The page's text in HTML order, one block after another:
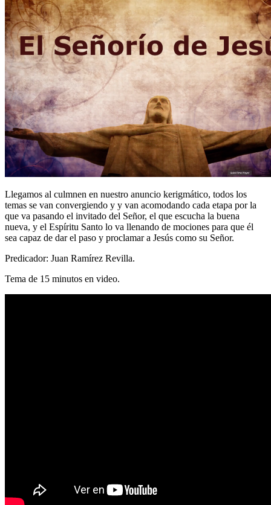
Llegamos al culmnen en nuestro anuncio kerigmático, todos los
temas se van convergiendo y y van acomodando cada etapa por la
que va pasando el invitado del Señor, el que escucha la buena
nueva, y el Espíritu Santo lo va llenando de mociones para que él
sea capaz de dar el paso y proclamar a Jesús como su Señor.
Predicador: Juan Ramírez Revilla.
Tema de 15 minutos en video.